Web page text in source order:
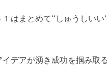
はまとめて‘‘しゅうしいい
デアが湧き成功を掴み取